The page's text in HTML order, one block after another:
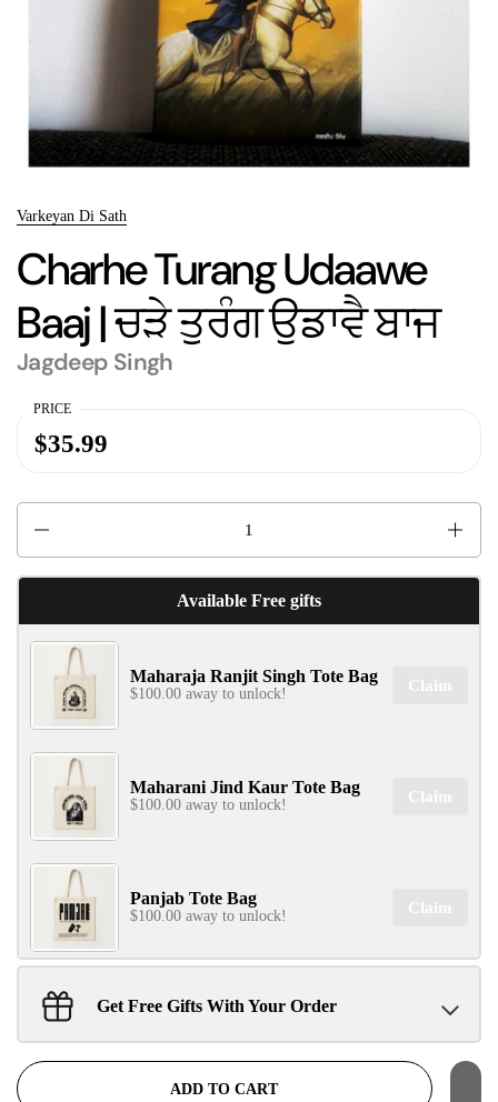
Varkeyan Di Sath
Charhe Turang Udaawe
Baaj | ਚੜੇ ਤੁਰੰਗ ਉਡਾਵੈ ਬਾਜ
Jagdeep Singh
PRICE
$35.99
Available Free gifts
Maharaja Ranjit Singh Tote Bag
$100.00 away to unlock! Claim
Maharani Jind Kaur Tote Bag
$100.00 away to unlock! Claim
Panjab Tote Bag
$100.00 away to unlock! Claim
Sant Jarnail Singh Ji- Tote Bag Claim
Get Free Gifts With Your Order
ADD TO CART